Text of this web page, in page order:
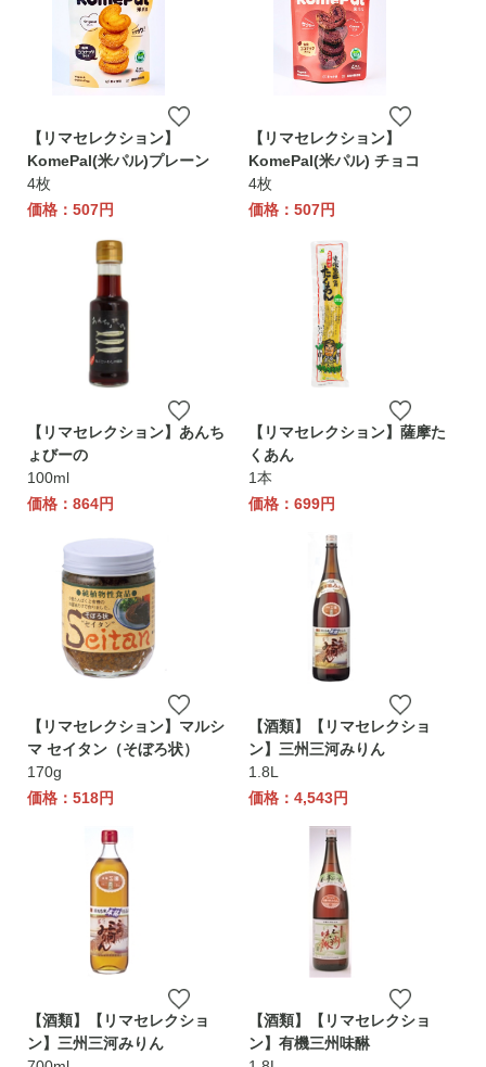
【リマセレクション】
KomePal(米パル)プレーン
4枚
価格：507円
【リマセレクション】
KomePal(米パル) チョコ
4枚
価格：507円
【リマセレクション】あんち
ょびーの
100ml
価格：864円
【リマセレクション】薩摩た
くあん
1本
価格：699円
【リマセレクション】マルシ
マ セイタン（そぼろ状）
170g
価格：518円
【酒類】【リマセレクショ
ン】三州三河みりん
1.8L
価格：4,543円
【酒類】【リマセレクショ
ン】三州三河みりん
【酒類】【リマセレクショ
ン】有機三州味醂